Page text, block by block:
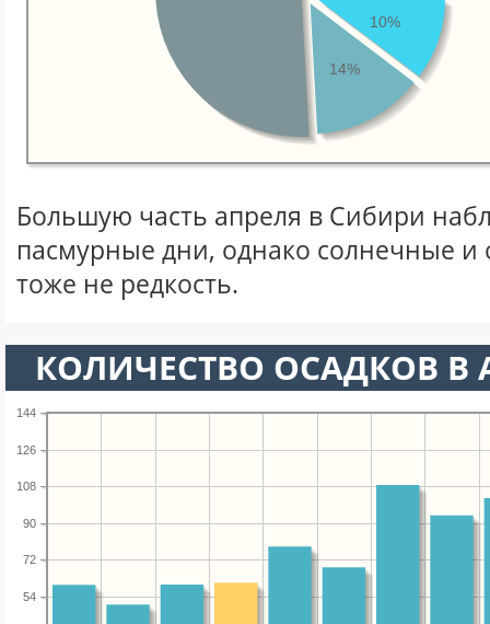
10%
14%
Большую часть апреля в Сибири
пасмурные дни, однако солнечные
тоже не редкость.
КОЛИЧЕСТВО ОСАДКОВ В
54
72
90
108
126
144